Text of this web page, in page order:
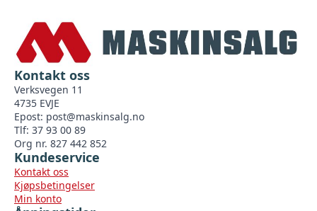
Kontakt oss
Verksvegen 11
4735 EVJE
Epost: post@maskinsalg.no
Tlf: 37 93 00 89
Org nr. 827 442 852
Kundeservice
Kontakt oss
Kjøpsbetingelser
Min konto